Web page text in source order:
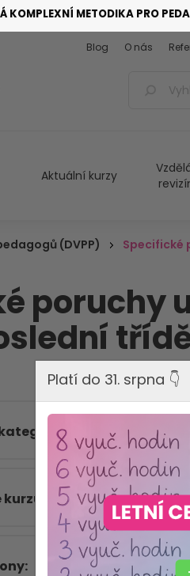
KOMPLEXNÍ METODIKA PRO
Aktuální kurzy
Blog O nás
(DVPP) Specifické
poruchy
Poruchy a
8
ANO
Platí do 31. srpna 👇